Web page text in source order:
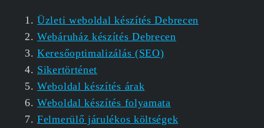
Üzleti weboldal készítés Debrecen
Webáruház készítés Debrecen
Keresőoptimalizálás (SEO)
Sikertörténet
Weboldal készítés árak
Weboldal készítés folyamata
Felmerülő járulékos költségek